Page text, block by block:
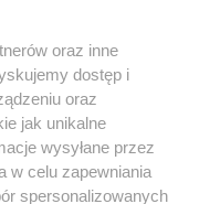
być powielany i
w jakikolwiek sposób (w
jakimkolwiek polu
z umieszczaniem w Internecie
użycie lub
z naruszeniem prawa, tzn.
kary i może być ścigane
oraz inne
dostęp i
oraz
jak unikalne
wysyłane przez
w celu zapewniania
spersonalizowanych